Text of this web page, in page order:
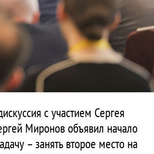
с участием Сергея
Миронов объявил начало
– занять второе место на